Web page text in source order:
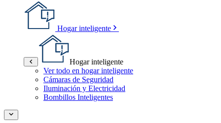
Hogar inteligente
Hogar inteligente
Ver todo en hogar inteligente
Cámaras de Seguridad
Iluminación y Electricidad
Bombillos Inteligentes